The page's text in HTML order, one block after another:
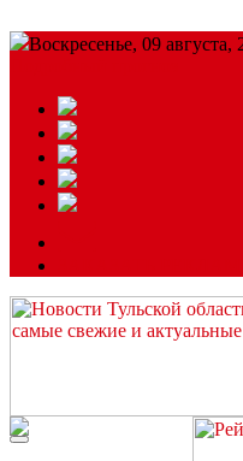
Воскресенье, 09 августа,
Читайте последние новости
“ЗаНовомосковск”